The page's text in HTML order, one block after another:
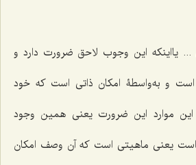
...یااینکه این وجوب لاحق ضرورت دارد و
و به‌واسطۀ امکان ذاتی است که خود
این موارد این ضرورت یعنی همین وجود
یعنی ماهیتی است که آن وصف امکان